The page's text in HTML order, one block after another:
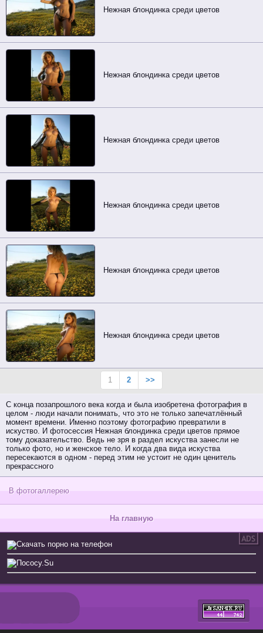
Нежная блондинка среди цветов
Нежная блондинка среди цветов
Нежная блондинка среди цветов
Нежная блондинка среди цветов
Нежная блондинка среди цветов
Нежная блондинка среди цветов
1 2 >>
С конца позапрошлого века когда и была изобретена фотография в
целом - люди начали понимать, что это не только запечатлённый
момент времени. Именно поэтому фотографию превратили в
искуство. И фотосессия Нежная блондинка среди цветов прямое
тому доказательство. Ведь не зря в раздел искуства занесли не
только фото, но и женское тело. И когда два вида искуства
пересекаются в одном - перед этим не устоит не один ценитель
прекрассного
В фотогаллерею
На главную
Скачать порно на телефон
Пососу.Su